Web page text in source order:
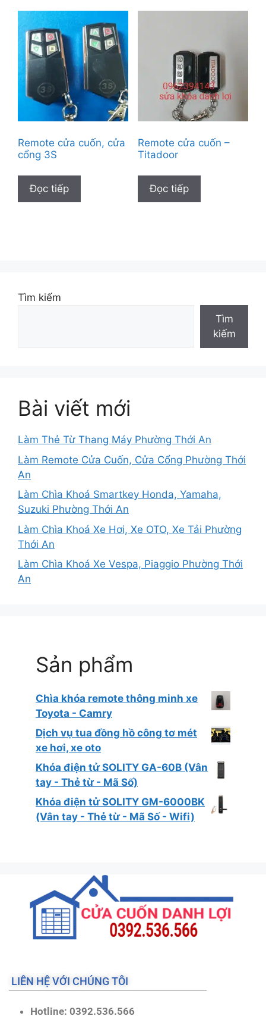
Remote cửa cuốn, cửa
cổng 3S
Đọc tiếp
Remote cửa cuốn –
Titadoor
Đọc tiếp
Tìm kiếm
Tìm
kiếm
Bài viết mới
Làm Thẻ Từ Thang Máy Phường Thới An
Làm Remote Cửa Cuốn, Cửa Cổng Phường Thới
An
Làm Chìa Khoá Smartkey Honda, Yamaha,
Suzuki Phường Thới An
Làm Chìa Khoá Xe Hơi, Xe OTO, Xe Tải Phường
Thới An
Làm Chìa Khoá Xe Vespa, Piaggio Phường Thới
An
Sản phẩm
Chìa khóa remote thông minh xe
Toyota - Camry
Dịch vụ tua đồng hồ công tơ mét
xe hơi, xe oto
Khóa điện tử SOLITY GA-60B (Vân
tay - Thẻ từ - Mã Số)
Khóa điện tử SOLITY GM-6000BK
(Vân tay - Thẻ từ - Mã Số - Wifi)
LIÊN HỆ VỚI CHÚNG TÔI
Hotline: 0392.536.566